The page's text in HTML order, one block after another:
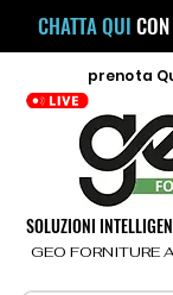
CHATTA QUI
prenota
SOLUZIONI
GEO FORNITURE